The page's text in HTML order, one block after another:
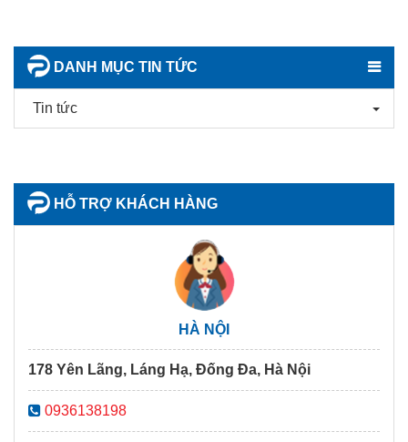
DANH MỤC TIN TỨC
Tin tức
HỖ TRỢ KHÁCH HÀNG
HÀ NỘI
178 Yên Lãng, Láng Hạ, Đống Đa, Hà Nội
0936138198